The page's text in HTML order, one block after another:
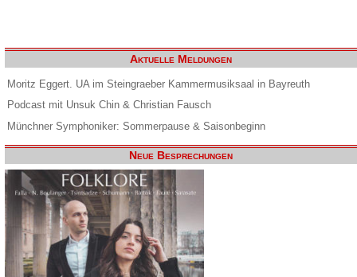
Aktuelle Meldungen
Moritz Eggert. UA im Steingraeber Kammermusiksaal in Bayreuth
Podcast mit Unsuk Chin & Christian Fausch
Münchner Symphoniker: Sommerpause & Saisonbeginn
Neue Besprechungen